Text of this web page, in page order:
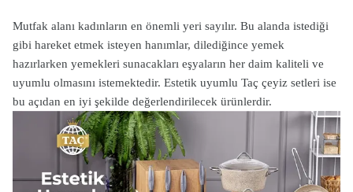
Mutfak alanı kadınların en önemli yeri sayılır. Bu alanda istediği
gibi hareket etmek isteyen hanımlar, dilediğince yemek
hazırlarken yemekleri sunacakları eşyaların her daim kaliteli ve
uyumlu olmasını istemektedir. Estetik uyumlu Taç çeyiz setleri ise
bu açıdan en iyi şekilde değerlendirilecek ürünlerdir.